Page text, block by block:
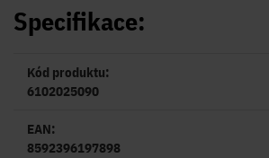
Specifikace:
Kód produktu:
6102025090
EAN:
8592396197898